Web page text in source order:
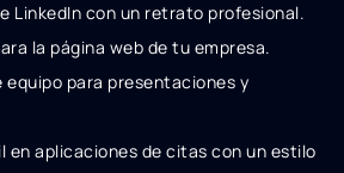
LinkedIn con un retrato profesional.
la página web de tu empresa.
para presentaciones y
en aplicaciones de citas con un estilo